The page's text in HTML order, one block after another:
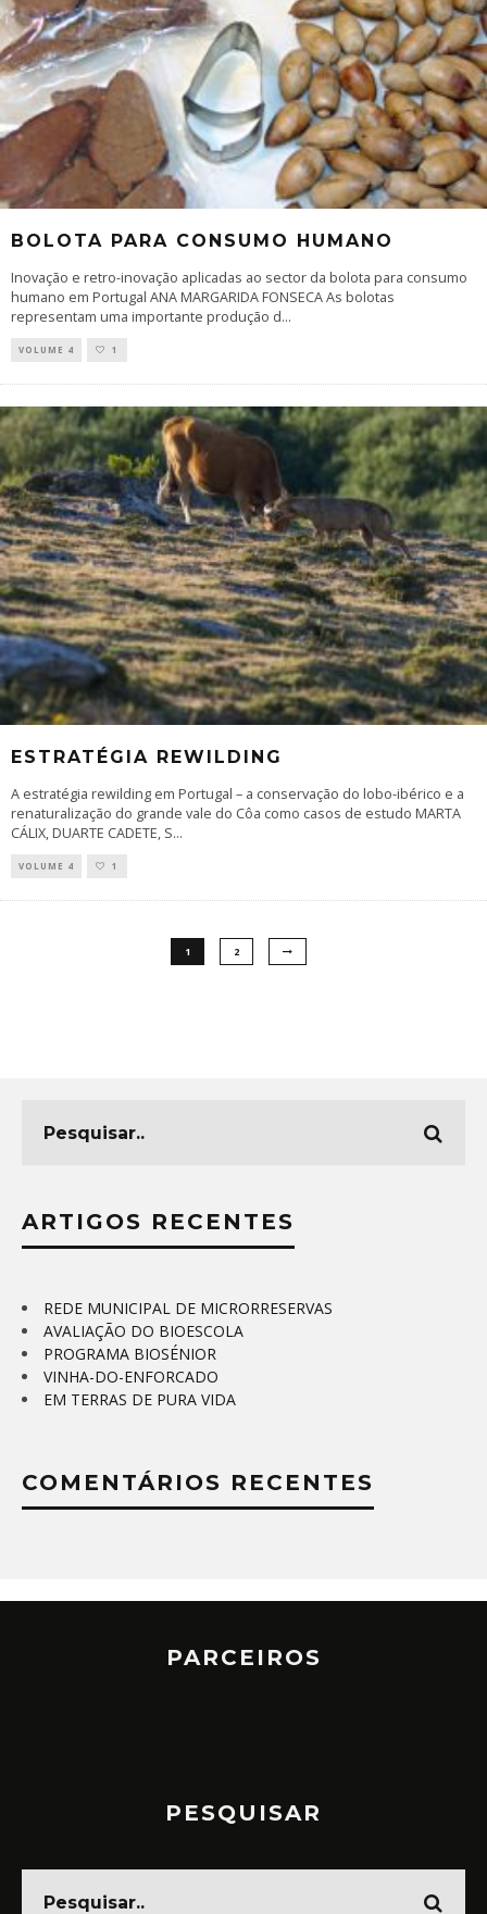
BOLOTA PARA CONSUMO HUMANO
Inovação e retro-inovação aplicadas ao sector da bolota para consumo
humano em Portugal ANA MARGARIDA FONSECA As bolotas
representam uma importante produção d...
VOLUME 4 1
ESTRATÉGIA REWILDING
A estratégia rewilding em Portugal – a conservação do lobo-ibérico e a
renaturalização do grande vale do Côa como casos de estudo MARTA
CÁLIX, DUARTE CADETE, S...
VOLUME 4 1
1 2
ARTIGOS RECENTES
REDE MUNICIPAL DE MICRORRESERVAS
AVALIAÇÃO DO BIOESCOLA
PROGRAMA BIOSÉNIOR
VINHA-DO-ENFORCADO
EM TERRAS DE PURA VIDA
COMENTÁRIOS RECENTES
PARCEIROS
PESQUISAR